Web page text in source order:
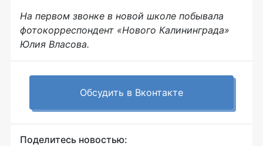
На первом звонке в новой школе побывала
фотокорреспондент «Нового Калининграда»
Юлия Власова.
Обсудить в Вконтакте
Поделитесь новостью: